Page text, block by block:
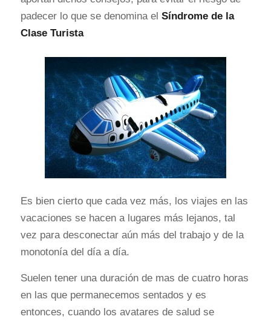
padecer lo que se denomina el Síndrome de la
Clase Turista
Es bien cierto que cada vez más, los viajes en las
vacaciones se hacen a lugares más lejanos, tal
vez para desconectar aún más del trabajo y de la
monotonía del día a día.
Suelen tener una duración de mas de cuatro horas
en las que permanecemos sentados y es
entonces, cuando los avatares de salud se